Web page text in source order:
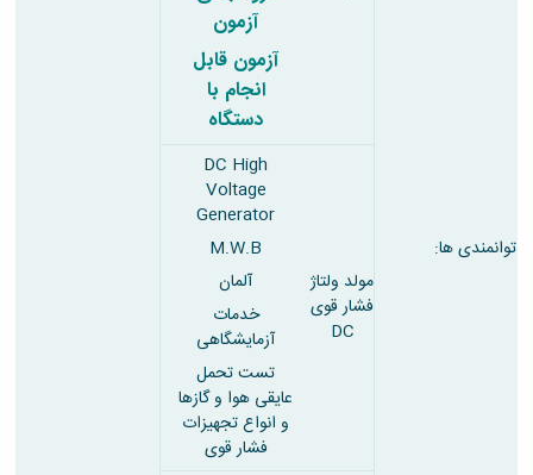
توانمندی ها:
آزمون
آزمون قابل
انجام با
دستگاه
مولد ولتاژ
فشار قوی
DC
DC High
Voltage
Generator
M.W.B
آلمان
خدمات
آزمایشگاهی
تست تحمل
عایقی هوا و گازها
و انواع تجهیزات
فشار قوی